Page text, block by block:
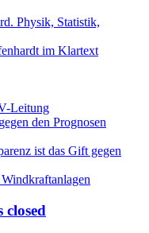
Physik, Statistik,
im Klartext
Leitung
den Prognosen
ist das Gift gegen